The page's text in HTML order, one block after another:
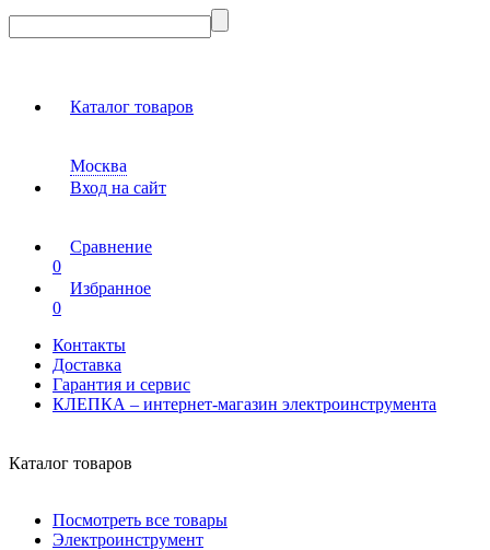
Каталог товаров
Москва
Вход на сайт
Сравнение
0
Избранное
0
Контакты
Доставка
Гарантия и сервис
КЛЕПКА – интернет-магазин электроинструмента
Каталог товаров
Посмотреть все товары
Электроинструмент